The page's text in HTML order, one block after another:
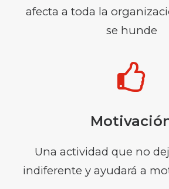
afecta a toda la
se hunde
Una actividad que no
indiferente y ayudará a